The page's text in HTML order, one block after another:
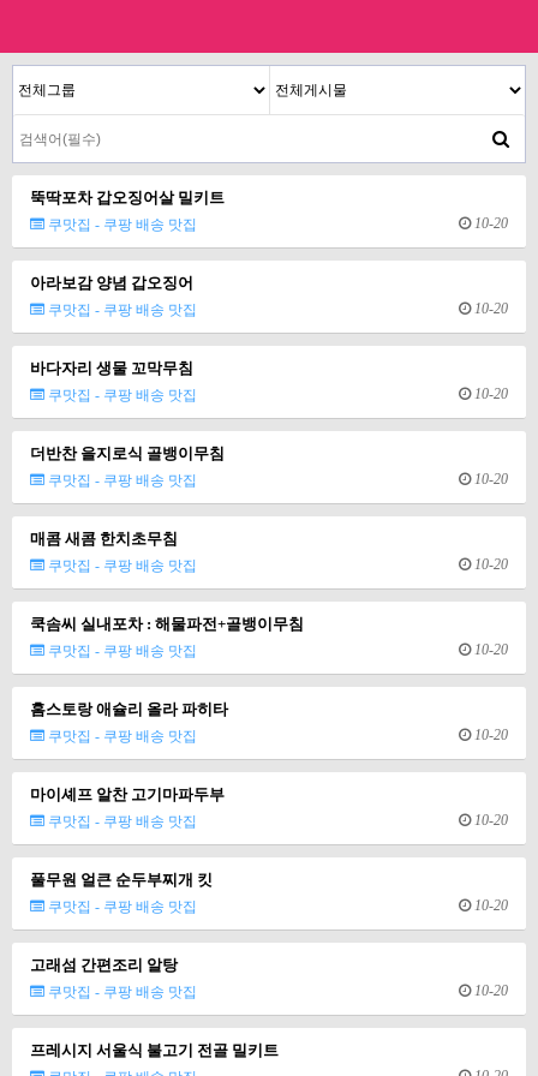
뚝딱포차 갑오징어살 밀키트
쿠맛집 - 쿠팡 배송 맛집 10-20
아라보감 양념 갑오징어
쿠맛집 - 쿠팡 배송 맛집 10-20
바다자리 생물 꼬막무침
쿠맛집 - 쿠팡 배송 맛집 10-20
더반찬 을지로식 골뱅이무침
쿠맛집 - 쿠팡 배송 맛집 10-20
매콤 새콤 한치초무침
쿠맛집 - 쿠팡 배송 맛집 10-20
쿡솜씨 실내포차 : 해물파전+골뱅이무침
쿠맛집 - 쿠팡 배송 맛집 10-20
홈스토랑 애슐리 올라 파히타
쿠맛집 - 쿠팡 배송 맛집 10-20
마이셰프 알찬 고기마파두부
쿠맛집 - 쿠팡 배송 맛집 10-20
풀무원 얼큰 순두부찌개 킷
쿠맛집 - 쿠팡 배송 맛집 10-20
고래섬 간편조리 알탕
쿠맛집 - 쿠팡 배송 맛집 10-20
프레시지 서울식 불고기 전골 밀키트